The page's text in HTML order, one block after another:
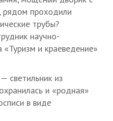
рядом проходили
трубы?
научно-
«Туризм и краеведение»
светильник из
и «родная»
в виде